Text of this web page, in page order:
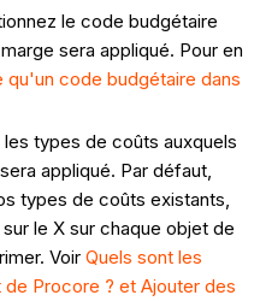
le code budgétaire
sera appliqué. Pour en
code budgétaire dans
les types de coûts auxquels
appliqué. Par défaut,
types de coûts existants,
le X sur chaque objet de
Voir Quels sont les
Procore ? et Ajouter des